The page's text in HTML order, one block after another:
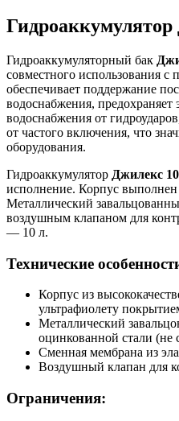
Гидроаккумуляторный бак
совместного использования
обеспечивает поддержание
водоснабжения, предохраняет
водоснабжения от
от частого включения, что
оборудования.
Гидроаккумулятор Джилекс
исполнение. Корпус выполнен
Металлический
воздушным клапаном для
— 10 л.
Технические
Корпус из
ультрафиолету
Металлический
оцинкованной стали (не
Сменная мембрана из
Воздушный клапан для
Ограничения: